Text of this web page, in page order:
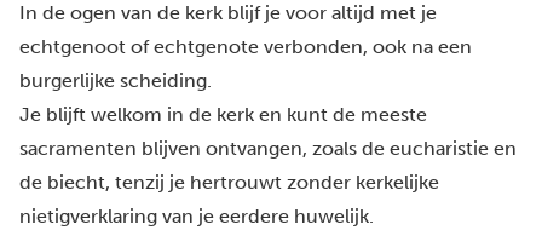
In de ogen van de kerk blijf je voor altijd met je
echtgenoot of echtgenote verbonden, ook na een
burgerlijke scheiding.
Je blijft welkom in de kerk en kunt de meeste
sacramenten blijven ontvangen, zoals de eucharistie en
de biecht, tenzij je hertrouwt zonder kerkelijke
nietigverklaring van je eerdere huwelijk.